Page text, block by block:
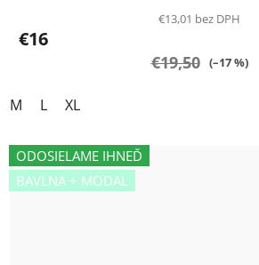
produktu
5,0
€13,01 bez DPH
€16
€19,50 (–17 %)
M L XL
ODOSIELAME IHNEĎ
BAVLNA + MODAL